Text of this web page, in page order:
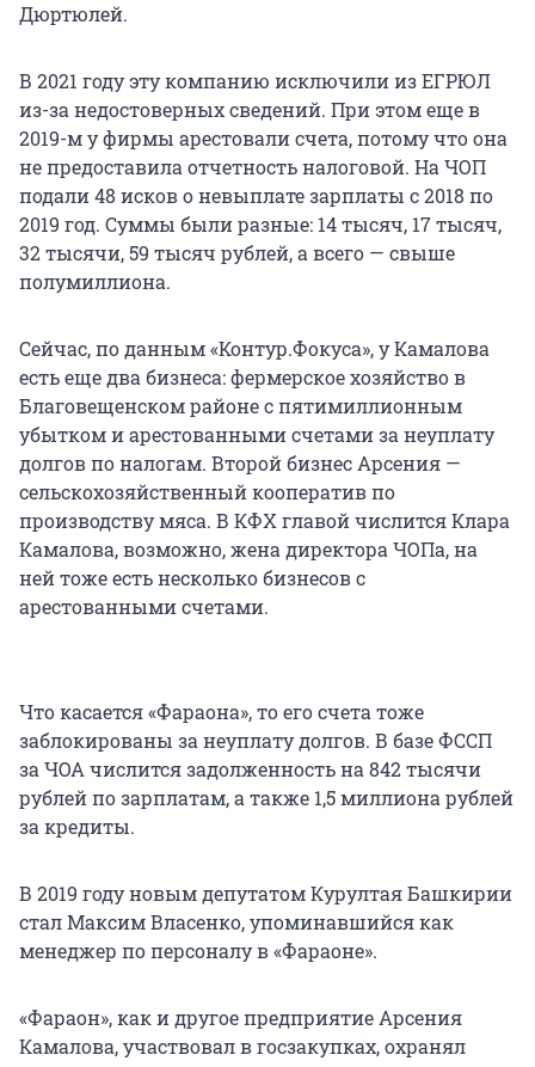
Дюртюлей.
В 2021 году эту компанию исключили из ЕГРЮЛ
из-за недостоверных сведений. При этом еще в
2019-м у фирмы арестовали счета, потому что она
не предоставила отчетность налоговой. На ЧОП
подали 48 исков о невыплате зарплаты с 2018 по
2019 год. Суммы были разные: 14 тысяч, 17 тысяч,
32 тысячи, 59 тысяч рублей, а всего — свыше
полумиллиона.
Сейчас, по данным «Контур.Фокуса», у Камалова
есть еще два бизнеса: фермерское хозяйство в
Благовещенском районе с пятимиллионным
убытком и арестованными счетами за неуплату
долгов по налогам. Второй бизнес Арсения —
сельскохозяйственный кооператив по
производству мяса. В КФХ главой числится Клара
Камалова, возможно, жена директора ЧОПа, на
ней тоже есть несколько бизнесов с
арестованными счетами.
Что касается «Фараона», то его счета тоже
заблокированы за неуплату долгов. В базе ФССП
за ЧОА числится задолженность на 842 тысячи
рублей по зарплатам, а также 1,5 миллиона рублей
за кредиты.
В 2019 году новым депутатом Курултая Башкирии
стал Максим Власенко, упоминавшийся как
менеджер по персоналу в «Фараоне».
«Фараон», как и другое предприятие Арсения
Камалова, участвовал в госзакупках, охранял